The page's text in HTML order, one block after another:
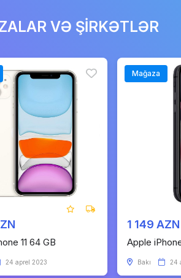
VƏ ŞİRKƏTLƏR
11 64 GB
24 aprel 2023
Mağaza
1 149 AZN
Apple
Bakı 24